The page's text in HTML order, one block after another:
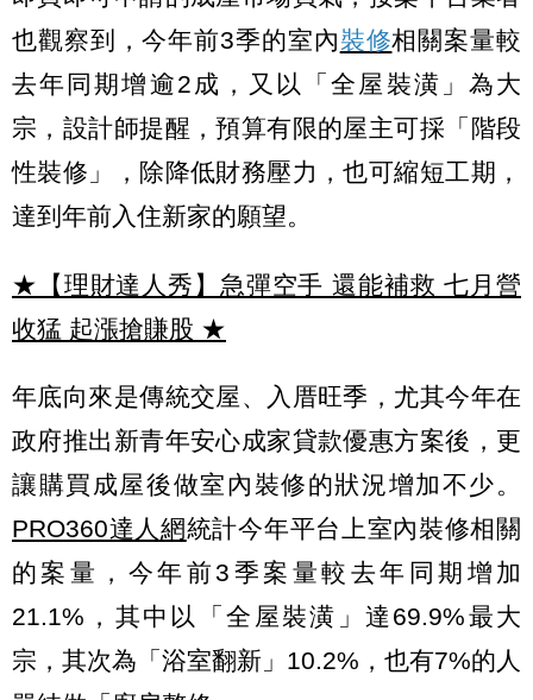
也觀察到，今年前3季的室內裝修相關案量較
去年同期增逾2成，又以「全屋裝潢」為大
宗，設計師提醒，預算有限的屋主可採「階段
性裝修」，除降低財務壓力，也可縮短工期，
達到年前入住新家的願望。
★【理財達人秀】急彈空手 還能補救 七月營
收猛 起漲搶賺股 ★
年底向來是傳統交屋、入厝旺季，尤其今年在
政府推出新青年安心成家貸款優惠方案後，更
讓購買成屋後做室內裝修的狀況增加不少。
PRO360達人網統計今年平台上室內裝修相關
的案量，今年前3季案量較去年同期增加
21.1%，其中以「全屋裝潢」達69.9%最大
宗，其次為「浴室翻新」10.2%，也有7%的人